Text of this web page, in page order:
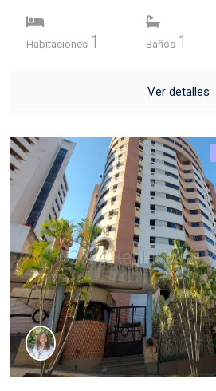
Habitaciones 1 Baños 1
Ver detalles